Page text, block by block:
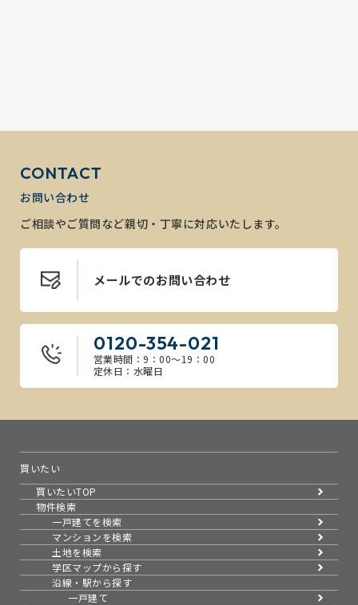
CONTACT
お問い合わせ
ご相談やご質問など親切・丁寧に対応いたします。
メールでのお問い合わせ
0120-354-021
営業時間：9：00～19：00
定休日：水曜日
買いたい
買いたいTOP
物件検索
一戸建てを検索
マンションを検索
土地を検索
学区マップから探す
沿線・駅から探す
一戸建て